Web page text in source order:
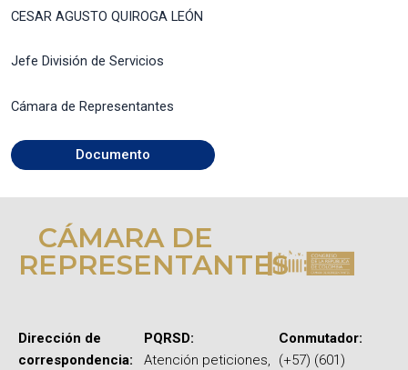
CESAR AGUSTO QUIROGA LEÓN
Jefe División de Servicios
Cámara de Representantes
Documento
CÁMARA DE
REPRESENTANTES
Dirección de
correspondencia:
PQRSD:
Atención peticiones,
Conmutador:
(+57) (601)